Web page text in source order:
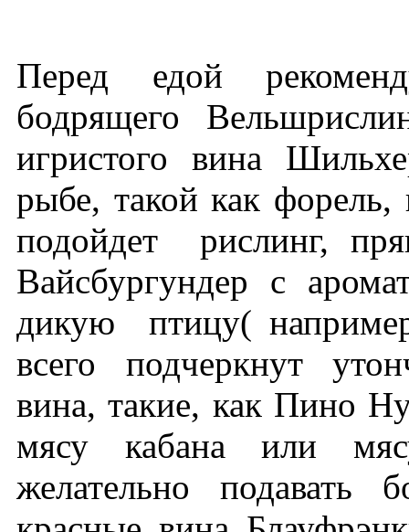
Перед едой
бодрящего
игристого вина
рыбе, такой как форель,
подойдет рислинг,
Вайсбургундер с
дикую птицу(
всего подчеркнут
вина, такие, как Пино
мясу кабана или
желательно подавать